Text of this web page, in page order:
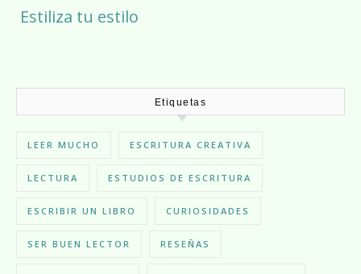
Estiliza tu estilo
Etiquetas
LEER MUCHO ESCRITURA CREATIVA
LECTURA ESTUDIOS DE ESCRITURA
ESCRIBIR UN LIBRO CURIOSIDADES
SER BUEN LECTOR RESEÑAS